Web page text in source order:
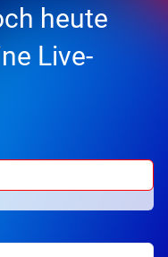
heute
Live-